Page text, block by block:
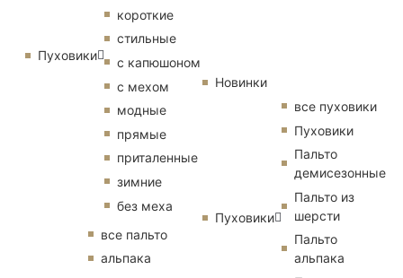
Пуховики
короткие
стильные
с капюшоном
с мехом
модные
прямые
приталенные
зимние
без меха
все пальто
альпака
Новинки
Пуховики
все пуховики
Пуховики
Пальто
демисезонные
Пальто из
шерсти
Пальто
альпака